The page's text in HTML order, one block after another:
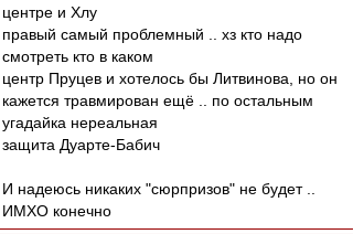
центре и Хлу
правый самый проблемный .. хз кто надо
смотреть кто в каком
центр Пруцев и хотелось бы Литвинова, но он
кажется травмирован ещё .. по остальным
угадайка нереальная
защита Дуарте-Бабич
И надеюсь никаких "сюрпризов" не будет ..
ИМХО конечно